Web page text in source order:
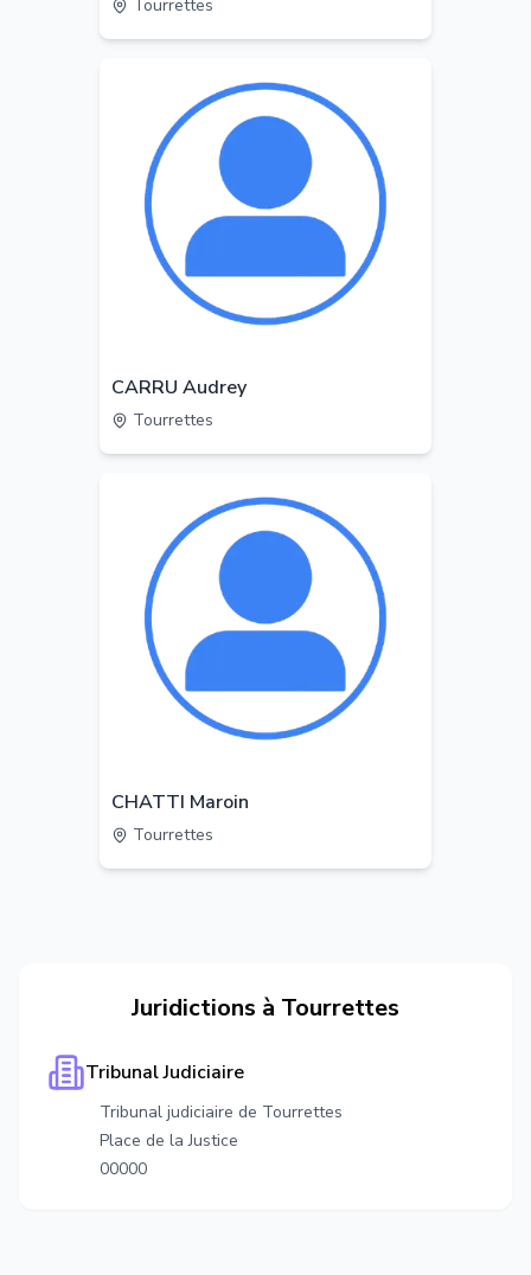
Tourrettes
CARRU Audrey
Tourrettes
CHATTI Maroin
Tourrettes
Juridictions à Tourrettes
Tribunal Judiciaire
Tribunal judiciaire de Tourrettes
Place de la Justice
00000